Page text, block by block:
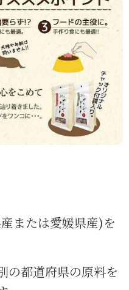
または愛媛県産)を
の都道府県の原料を